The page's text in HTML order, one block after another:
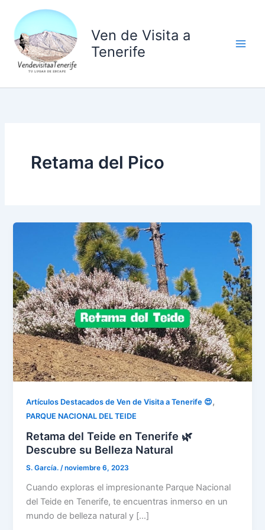
contenido
Ven de Visita a
Tenerife
Retama del Pico
Artículos Destacados de Ven de Visita a Tenerife 😍,
PARQUE NACIONAL DEL TEIDE
Retama del Teide en Tenerife 🌿
Descubre su Belleza Natural
S. García./noviembre 6, 2023
Cuando exploras el impresionante Parque Nacional
del Teide en Tenerife, te encuentras inmerso en un
mundo de belleza natural y […]